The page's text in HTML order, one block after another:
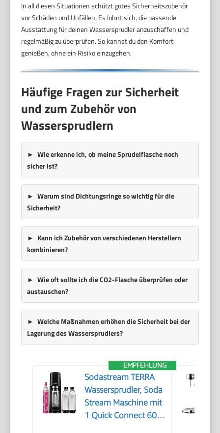
In all diesen Situationen schützt gutes Sicherheitszubehör
vor Schäden und Unfällen. Es lohnt sich, die passende
Ausstattung für deinen Wassersprudler anzuschaffen und
regelmäßig zu überprüfen. So kannst du den Komfort
genießen, ohne ein Risiko einzugehen.
Häufige Fragen zur Sicherheit
und zum Zubehör von
Wassersprudlern
Wie erkenne ich, ob meine Sprudelflasche noch
sicher ist?
Warum sind Dichtungsringe so wichtig für die
Sicherheit?
Kann ich Zubehör von verschiedenen Herstellern
kombinieren?
Wie oft sollte ich die CO2-Flasche überprüfen oder
austauschen?
Welche Maßnahmen erhöhen die Sicherheit bei der
Lagerung des Wassersprudlers?
EMPFEHLUNG
Sodastream TERRA
Wassersprudler, Soda
Stream Maschine mit
1 Quick Connect 60L